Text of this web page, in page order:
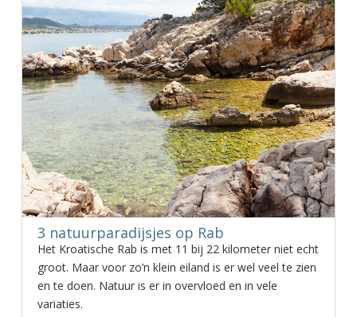
3 natuurparadijsjes op Rab
Het Kroatische Rab is met 11 bij 22 kilometer niet echt
groot. Maar voor zo’n klein eiland is er wel veel te zien
en te doen. Natuur is er in overvloed en in vele
variaties.